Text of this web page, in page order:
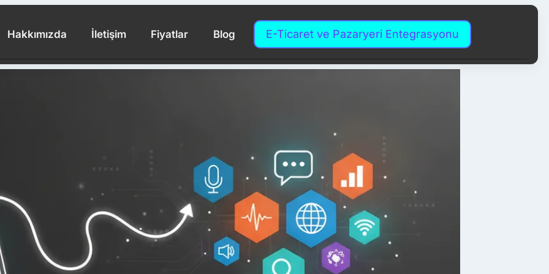
Hakkımızda İletişim Fiyatlar Blog E-Ticaret ve Pazaryeri Entegrasyonu